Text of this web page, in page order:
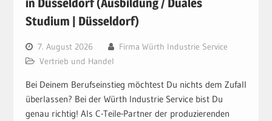
in Düsseldorf (Ausbildung / Duales
Studium | Düsseldorf)
7. August 2026
Firma Würth Industrie Service
Vertrieb und Handel
Bei Deinem Berufseinstieg möchtest Du nichts dem Zufall
überlassen? Bei der Würth Industrie Service bist Du
genau richtig! Als C-Teile-Partner der produzierenden